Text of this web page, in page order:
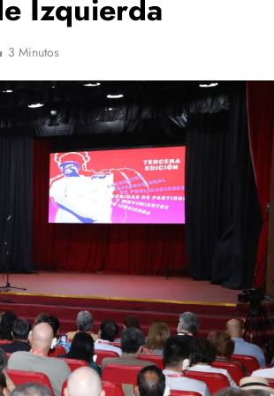
Izquierda
3 Minutos